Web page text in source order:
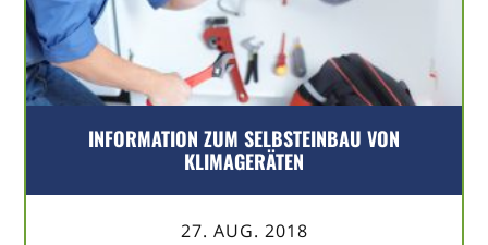
INFORMATION ZUM SELBSTEINBAU VON
KLIMAGERÄTEN
27. AUG. 2018